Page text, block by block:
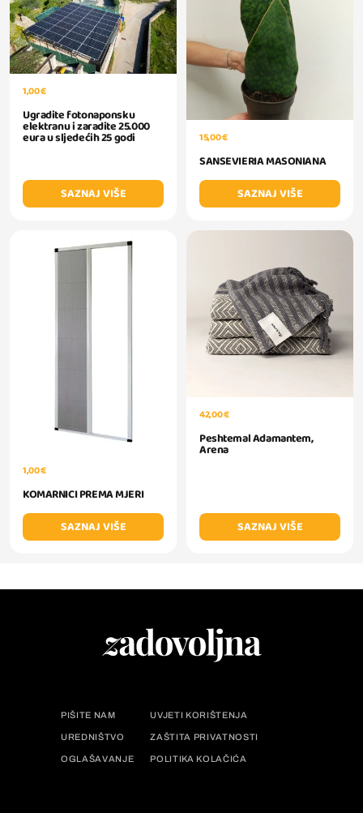
1,00 €
Ugradite fotonaponsku
elektranu i zaradite 25.000
eura u sljedećih 25 godi
SAZNAJ VIŠE
15,00 €
SANSEVIERIA MASONIANA
SAZNAJ VIŠE
1,00 €
KOMARNICI PREMA MJERI
SAZNAJ VIŠE
42,00 €
Peshtemal Adamantem,
Arena
SAZNAJ VIŠE
PIŠITE NAM UVJETI KORIŠTENJA
UREDNIŠTVO ZAŠTITA PRIVATNOSTI
OGLAŠAVANJE POLITIKA KOLAČIĆA